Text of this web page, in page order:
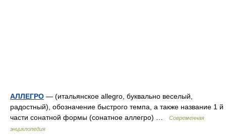
АЛЛЕГРО — (итальянское allegro, буквально веселый,
радостный), обозначение быстрого темпа, а также название 1 й
части сонатной формы (сонатное аллегро) …
Современная
энциклопедия